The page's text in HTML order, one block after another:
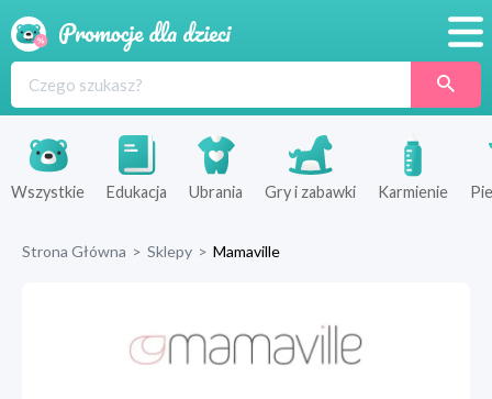
Produkty
Sklepy
Wszystkie Edukacja Ubrania Gry i zabawki Karmienie
Strona Główna > Sklepy > Mamaville